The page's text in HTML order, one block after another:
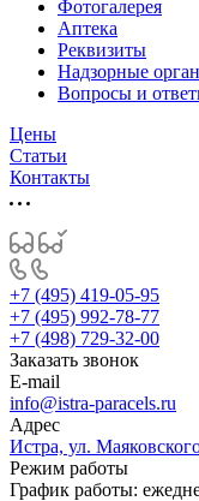
Фотогалерея
Аптека
Реквизиты
Надзорные
Вопросы и
Цены
Статьи
Контакты
+7 (495) 419-05-95
+7 (495) 992-78-77
+7 (498) 729-32-00
Заказать звонок
E-mail
info@istra-paracels.ru
Адрес
Истра, ул.
Режим работы
График работы: